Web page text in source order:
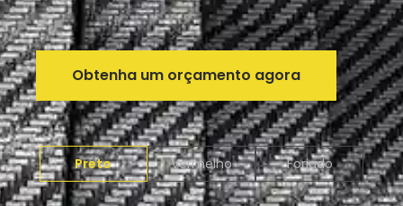
Obtenha um orçamento agora
Preto Vermelho Forjado